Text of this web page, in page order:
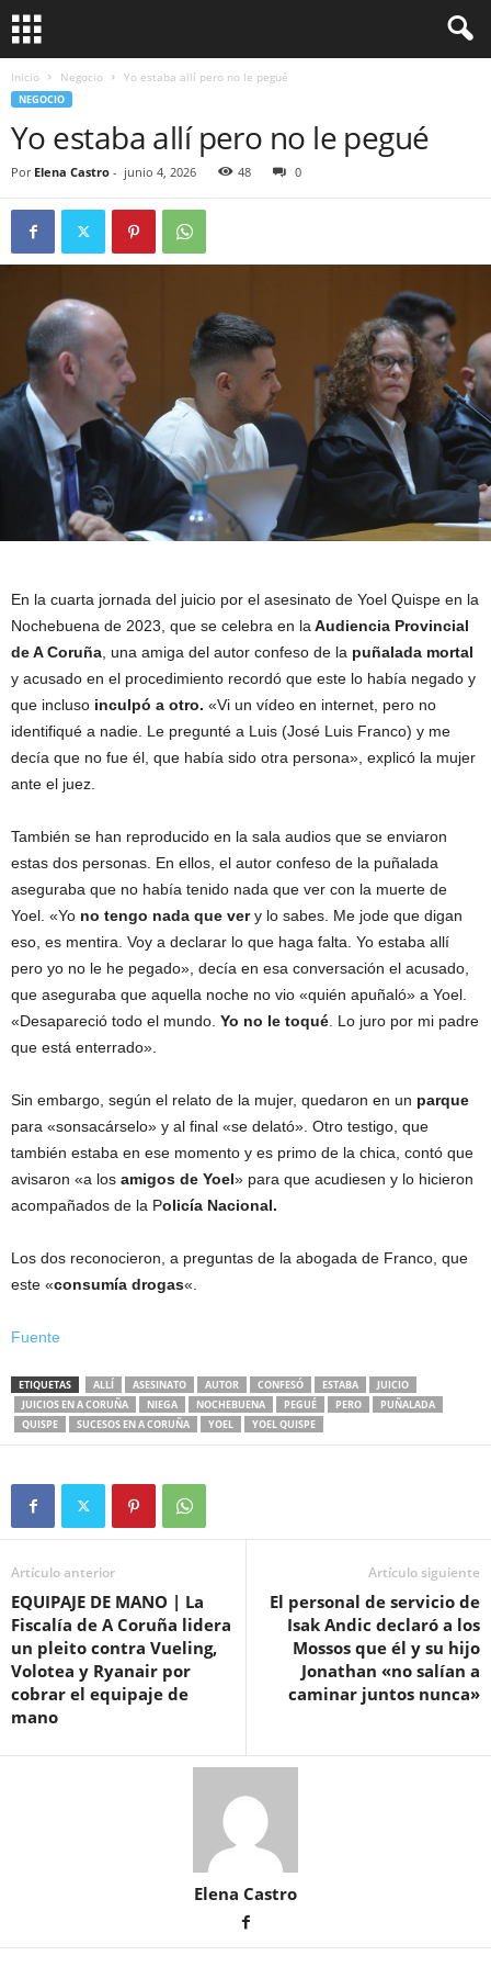
Inicio Negocio Yo estaba allí pero no le pegué
NEGOCIO
Yo estaba allí pero no le pegué
Por Elena Castro - junio 4, 2026 48 0
En la cuarta jornada del juicio por el asesinato de Yoel Quispe en la
Nochebuena de 2023, que se celebra en la Audiencia Provincial
de A Coruña , una amiga del autor confeso de la puñalada mortal
y acusado en el procedimiento recordó que este lo había negado y
que incluso inculpó a otro. «Vi un vídeo en internet, pero no
identifiqué a nadie. Le pregunté a Luis (José Luis Franco) y me
decía que no fue él, que había sido otra persona», explicó la mujer
ante el juez.
También se han reproducido en la sala audios que se enviaron
estas dos personas. En ellos, el autor confeso de la puñalada
aseguraba que no había tenido nada que ver con la muerte de
Yoel. «Yo no tengo nada que very lo sabes. Me jode que digan
eso, es mentira. Voy a declarar lo que haga falta. Yo estaba allí
pero yo no le he pegado», decía en esa conversación el acusado,
que aseguraba que aquella noche no vio «quién apuñaló» a Yoel.
«Desapareció todo el mundo. Yo no le toqué . Lo juro por mi padre
que está enterrado».
Sin embargo, según el relato de la mujer, quedaron en un parque
para «sonsacárselo» y al final «se delató». Otro testigo, que
también estaba en ese momento y es primo de la chica, contó que
avisaron «a los amigos de Yoel» para que acudiesen y lo hicieron
acompañados de la Policía Nacional.
Los dos reconocieron, a preguntas de la abogada de Franco, que
este «consumía drogas«.
Fuente
ETIQUETAS ALLÍ ASESINATO AUTOR CONFESÓ ESTABA
JUICIO
JUICIOS EN A CORUÑA
NIEGA NOCHEBUENA PEGUÉ PERO
PUÑALADA
QUISPE
SUCESOS EN A CORUÑA YOEL YOEL QUISPE
Artículo anterior
EQUIPAJE DE MANO | La
Fiscalía de A Coruña lidera
un pleito contra Vueling,
Volotea y Ryanair por
cobrar el equipaje de
mano
Artículo siguiente
El personal de servicio de
Isak Andic declaró a los
Mossos que él y su hijo
Jonathan «no salían a
caminar juntos nunca»
Elena Castro